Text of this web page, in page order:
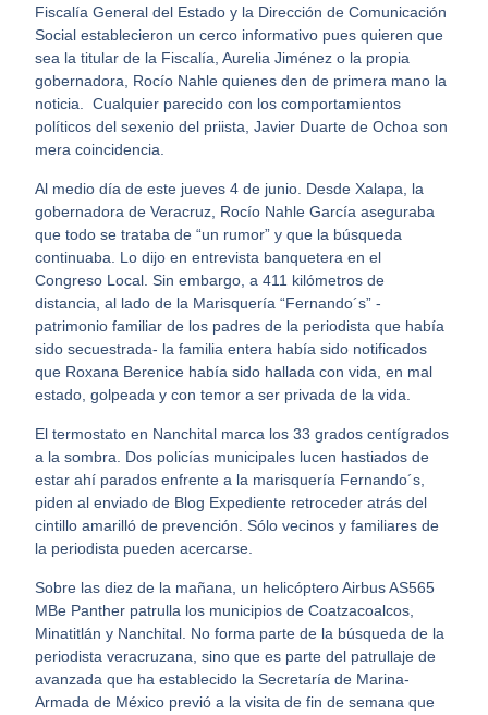
Fiscalía General del Estado y la Dirección de Comunicación
Social establecieron un cerco informativo pues quieren que
sea la titular de la Fiscalía, Aurelia Jiménez o la propia
gobernadora, Rocío Nahle quienes den de primera mano la
noticia. Cualquier parecido con los comportamientos
políticos del sexenio del priista, Javier Duarte de Ochoa son
mera coincidencia.
Al medio día de este jueves 4 de junio. Desde Xalapa, la
gobernadora de Veracruz, Rocío Nahle García aseguraba
que todo se trataba de “un rumor” y que la búsqueda
continuaba. Lo dijo en entrevista banquetera en el
Congreso Local. Sin embargo, a 411 kilómetros de
distancia, al lado de la Marisquería “Fernando´s” -
patrimonio familiar de los padres de la periodista que había
sido secuestrada- la familia entera había sido notificados
que Roxana Berenice había sido hallada con vida, en mal
estado, golpeada y con temor a ser privada de la vida.
El termostato en Nanchital marca los 33 grados centígrados
a la sombra. Dos policías municipales lucen hastiados de
estar ahí parados enfrente a la marisquería Fernando´s,
piden al enviado de Blog Expediente retroceder atrás del
cintillo amarilló de prevención. Sólo vecinos y familiares de
la periodista pueden acercarse.
Sobre las diez de la mañana, un helicóptero Airbus AS565
MBe Panther patrulla los municipios de Coatzacoalcos,
Minatitlán y Nanchital. No forma parte de la búsqueda de la
periodista veracruzana, sino que es parte del patrullaje de
avanzada que ha establecido la Secretaría de Marina-
Armada de México previó a la visita de fin de semana que